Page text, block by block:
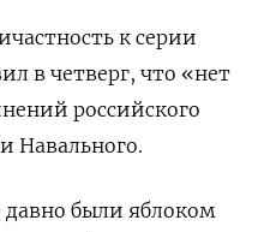
к серии
в четверг, что «нет
российского
Навального.
были яблоком